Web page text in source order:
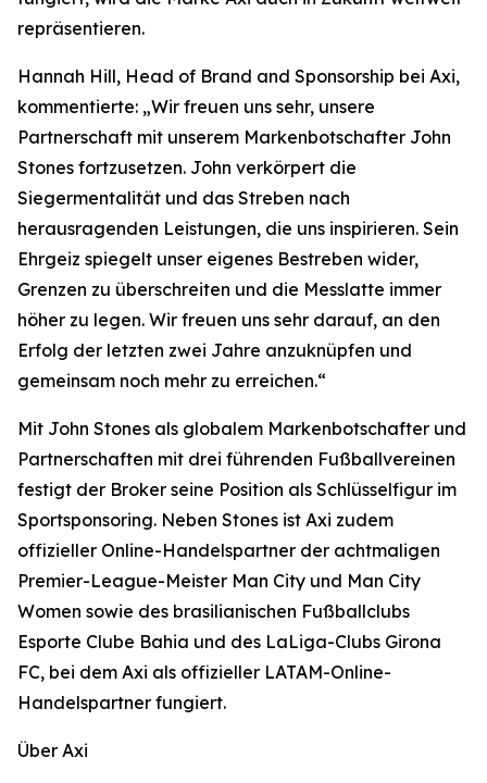
repräsentieren.
Hannah Hill, Head of Brand and Sponsorship bei Axi,
kommentierte: „Wir freuen uns sehr, unsere
Partnerschaft mit unserem Markenbotschafter John
Stones fortzusetzen. John verkörpert die
Siegermentalität und das Streben nach
herausragenden Leistungen, die uns inspirieren. Sein
Ehrgeiz spiegelt unser eigenes Bestreben wider,
Grenzen zu überschreiten und die Messlatte immer
höher zu legen. Wir freuen uns sehr darauf, an den
Erfolg der letzten zwei Jahre anzuknüpfen und
gemeinsam noch mehr zu erreichen.“
Mit John Stones als globalem Markenbotschafter und
Partnerschaften mit drei führenden Fußballvereinen
festigt der Broker seine Position als Schlüsselfigur im
Sportsponsoring. Neben Stones ist Axi zudem
offizieller Online-Handelspartner der achtmaligen
Premier-League-Meister Man City und Man City
Women sowie des brasilianischen Fußballclubs
Esporte Clube Bahia und des LaLiga-Clubs Girona
FC, bei dem Axi als offizieller LATAM-Online-
Handelspartner fungiert.
Über Axi